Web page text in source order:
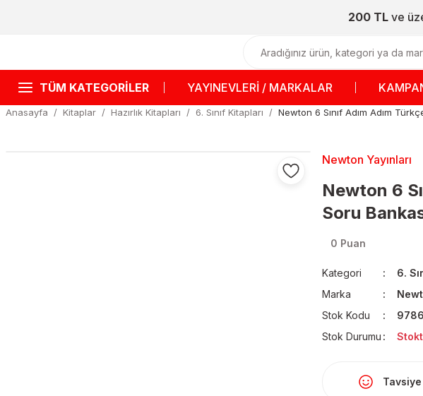
200 TLve
TÜM KATEGORİLER YAYINEVLERİ / MARKALAR
Anasayfa Kitaplar Hazırlık Kitapları 6. Sınıf Kitapları Newton 6 Sınıf Adım Adım
Newton Yayınları
Newton 6
Soru
0 Puan
Kategori
6.
Marka
Stok Kodu
Stok Durumu
Tavsiye